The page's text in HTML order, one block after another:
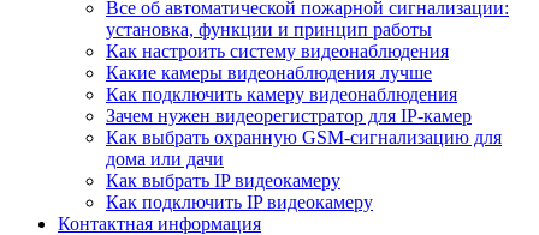
Все об автоматической пожарной сигнализации:
установка, функции и принцип работы
Как настроить систему видеонаблюдения
Какие камеры видеонаблюдения лучше
Как подключить камеру видеонаблюдения
Зачем нужен видеорегистратор для IP-камер
Как выбрать охранную GSM-сигнализацию для
дома или дачи
Как выбрать IP видеокамеру
Как подключить IP видеокамеру
Контактная информация